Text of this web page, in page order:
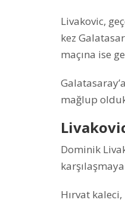
Livakovic,
kez
maçına ise
mağlup
Dominik
karşılaşmaya
Hırvat